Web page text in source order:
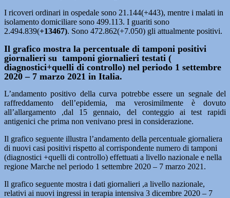
I ricoveri ordinari in ospedale sono 21.144(+443), mentre i malati in
isolamento domiciliare sono 499.113. I guariti sono
2.494.839(+13467). Sono 472.862(+7.050) gli attualmente positivi.
Il grafico mostra la percentuale di tamponi positivi
giornalieri su tamponi giornalieri testati (
diagnostici+quelli di controllo) nel periodo 1 settembre
2020 – 7 marzo 2021 in Italia.
L’andamento positivo della curva potrebbe essere un segnale del
raffreddamento dell’epidemia, ma verosimilmente è dovuto
all’allargamento ,dal 15 gennaio, del conteggio ai test rapidi
antigenici che prima non venivano presi in considerazione.
Il grafico seguente illustra l’andamento della percentuale giornaliera
di nuovi casi positivi rispetto al corrispondente numero di tamponi
(diagnostici +quelli di controllo) effettuati a livello nazionale e nella
regione Marche nel periodo 1 settembre 2020 – 7 marzo 2021.
Il grafico seguente mostra i dati giornalieri ,a livello nazionale,
relativi ai nuovi ingressi in terapia intensiva 3 dicembre 2020 – 7